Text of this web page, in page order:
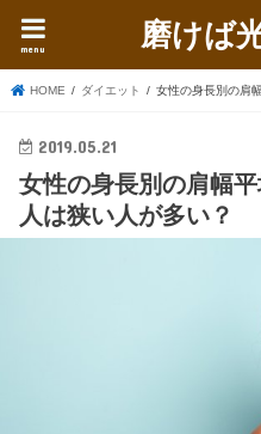
磨けば
menu
HOME ダイエット 女性の身長別の肩
2019.05.21
女性の身長別の肩幅
人は狭い人が多い？